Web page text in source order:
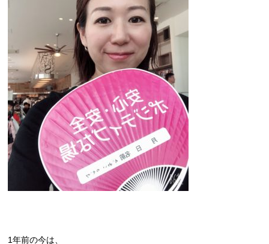
1年前の今は、